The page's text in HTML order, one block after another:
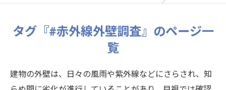
タグ『#赤外線外壁調査』のページ一
覧
建物の外壁は、日々の風雨や紫外線などにさらされ、知